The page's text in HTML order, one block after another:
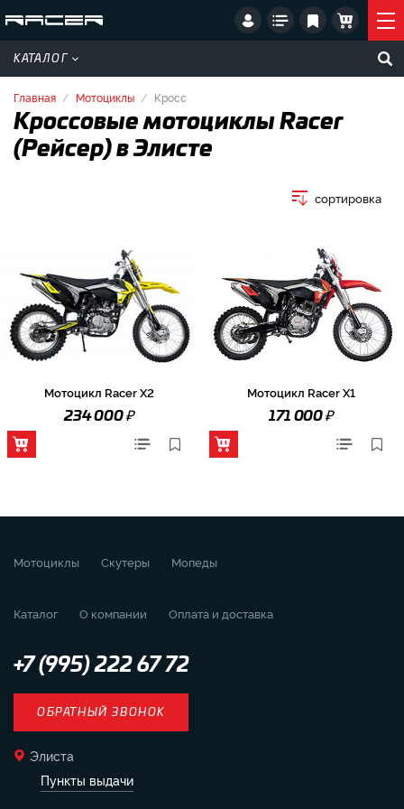
КАТАЛОГ
Главная Мотоциклы Кросс
Кроссовые мотоциклы Racer
(Рейсер) в Элисте
сортировка
Мотоцикл Racer X2
234 000₽
Мотоцикл Racer X1
171 000₽
Мотоциклы Скутеры Мопеды
Каталог О компании Оплата и доставка
+7 (995) 222 67 72
ОБРАТНЫЙ ЗВОНОК
Элиста
Пункты выдачи